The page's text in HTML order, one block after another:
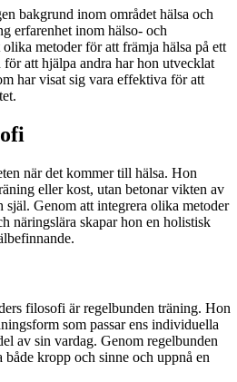
bakgrund inom området hälsa och
erfarenhet inom hälso- och
metoder för att främja hälsa på ett
att hjälpa andra har hon utvecklat
har visat sig vara effektiva för att
när det kommer till hälsa. Hon
eller kost, utan betonar vikten av
själ. Genom att integrera olika metoder
näringslära skapar hon en holistisk
filosofi är regelbunden träning. Hon
som passar ens individuella
av sin vardag. Genom regelbunden
kropp och sinne och uppnå en